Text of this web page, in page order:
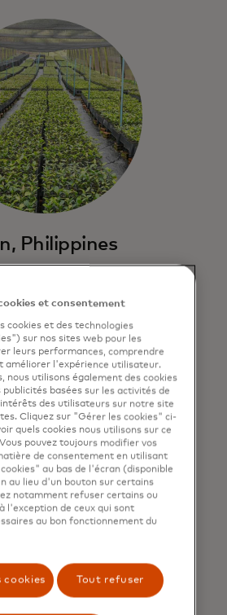
Philippines
des bénéfices
aux communautés
maintenants’ouvre dans un nouvel
et consentement
cookies et des technologies
sur nos sites web pour les
leurs performances, comprendre
améliorer l'expérience utilisateur.
nous utilisons également des cookies
basées sur les activités de
des utilisateurs sur notre site
Cliquez sur "Gérer les cookies" ci-
quels cookies nous utilisons sur ce
pouvez toujours modifier vos
de consentement en utilisant
au bas de l'écran (disponible
au lieu d'un bouton sur certains
notamment refuser certains ou
l'exception de ceux qui sont
au bon fonctionnement du
cookies Tout refuser